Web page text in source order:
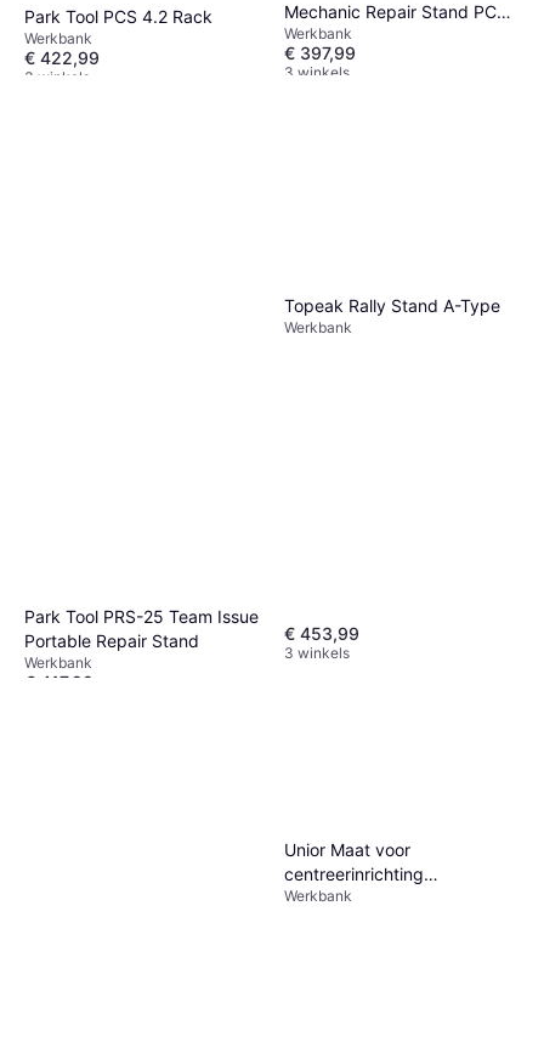
Park Tool PCS 4.2 Rack
Werkbank
€ 422,99
3 winkels
Mechanic Repair Stand PCS-
4-1
Werkbank
€ 397,99
3 winkels
Park Tool PRS-25 Team Issue
Portable Repair Stand
Werkbank
€ 417,99
Topeak Rally Stand A-Type
Werkbank
€ 453,99
3 winkels
Unior Maat voor
centreerinrichting
1689/1689.1 Argenté
Werkbank